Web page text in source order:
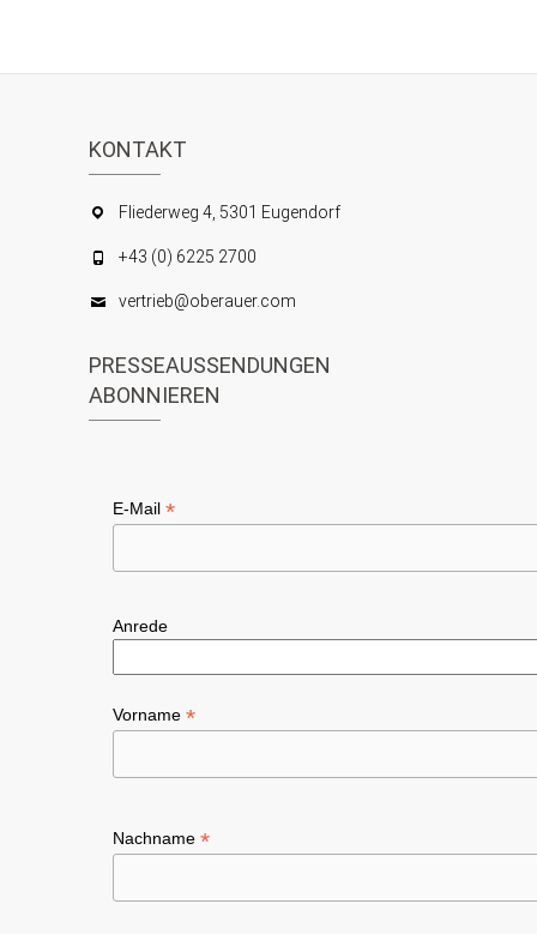
KONTAKT
Fliederweg 4, 5301 Eugendorf
+43 (0) 6225 2700
vertrieb@oberauer.com
PRESSEAUSSENDUNGEN
ABONNIEREN
E-Mail *
Anrede
Vorname *
Nachname *